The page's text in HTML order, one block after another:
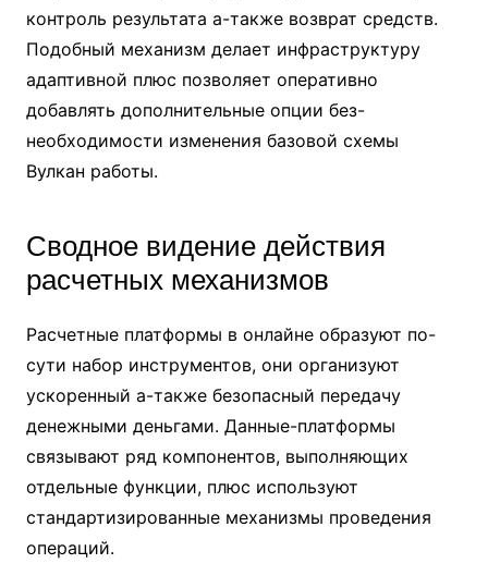
контроль результата а-также возврат средств.
Подобный механизм делает инфраструктуру
адаптивной плюс позволяет оперативно
добавлять дополнительные опции без-
необходимости изменения базовой схемы
Вулкан работы.
Сводное видение действия
расчетных механизмов
Расчетные платформы в онлайне образуют по-
сути набор инструментов, они организуют
ускоренный а-также безопасный передачу
денежными деньгами. Данные-платформы
связывают ряд компонентов, выполняющих
отдельные функции, плюс используют
стандартизированные механизмы проведения
операций.